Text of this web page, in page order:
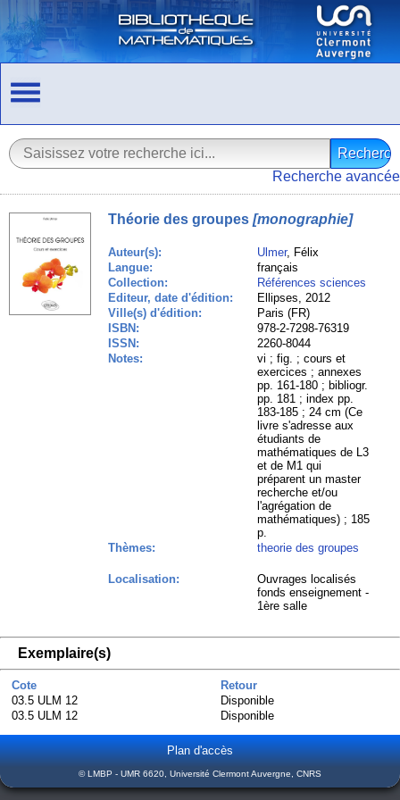
Recherche avancée
Théorie des groupes[monographie]
Auteur(s): Ulmer, Félix
Langue:
français
Collection:
Références sciences
Editeur, date d'édition:
Ellipses, 2012
Ville(s) d'édition:
Paris (FR)
ISBN:
978-2-7298-76319
ISSN:
2260-8044
Notes:
vi ; fig. ; cours et
exercices ; annexes
pp. 161-180 ; bibliogr.
pp. 181 ; index pp.
183-185 ; 24 cm (Ce
livre s'adresse aux
étudiants de
mathématiques de L3
et de M1 qui
préparent un master
recherche et/ou
l'agrégation de
mathématiques) ; 185
p.
Thèmes:
theorie des groupes
Localisation:
Ouvrages localisés
fonds enseignement -
1ère salle
Exemplaire(s)
Cote
Retour
03.5 ULM 12
Disponible
03.5 ULM 12
Disponible
Plan d'accès
© LMBP - UMR 6620, Université Clermont Auvergne, CNRS